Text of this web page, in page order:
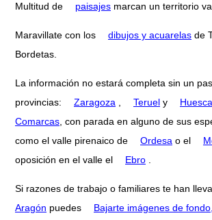
Multitud de paisajes marcan un territorio
Maravillate con los dibujos y acuarelas de
Bordetas.
La información no estará completa sin un
provincias:
Zaragoza , Teruel y Huesca
Comarcas, con parada en alguno de sus
como el valle pirenaico de
Ordesa o el
oposición en el valle el
Ebro .
Si razones de trabajo o familiares te han
Aragón puedes
Bajarte imágenes de